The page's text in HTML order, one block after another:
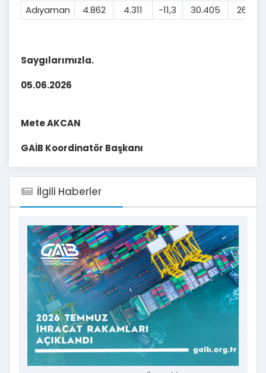
Adıyaman 4.862 4.311 -11,3 30.405 26.886
Saygılarımızla.
05.06.2026
Mete AKCAN
GAİB Koordinatör Başkanı
İlgili Haberler